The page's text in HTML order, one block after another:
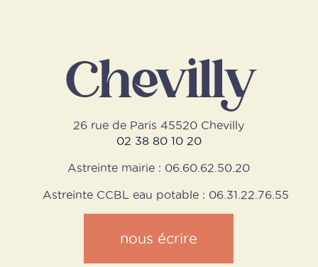
Chevilly
26 rue de Paris 45520 Chevilly
02 38 80 10 20
Astreinte mairie : 06.60.62.50.20
Astreinte CCBL eau potable : 06.31.22.76.55
nous écrire